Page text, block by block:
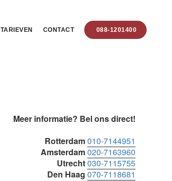
TARIEVEN CONTACT 088-1201400
Meer informatie? Bel ons direct!
Rotterdam010-7144951
Amsterdam020-7163960
Utrecht030-7115755
Den Haag 070-7118681